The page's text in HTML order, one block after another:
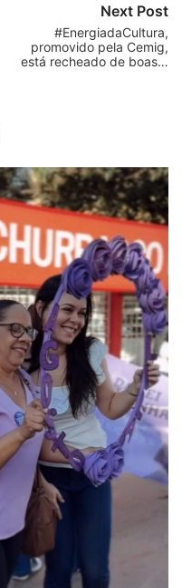
Next Post
#EnergiadaCultura,
promovido pela Cemig,
está recheado de boas…